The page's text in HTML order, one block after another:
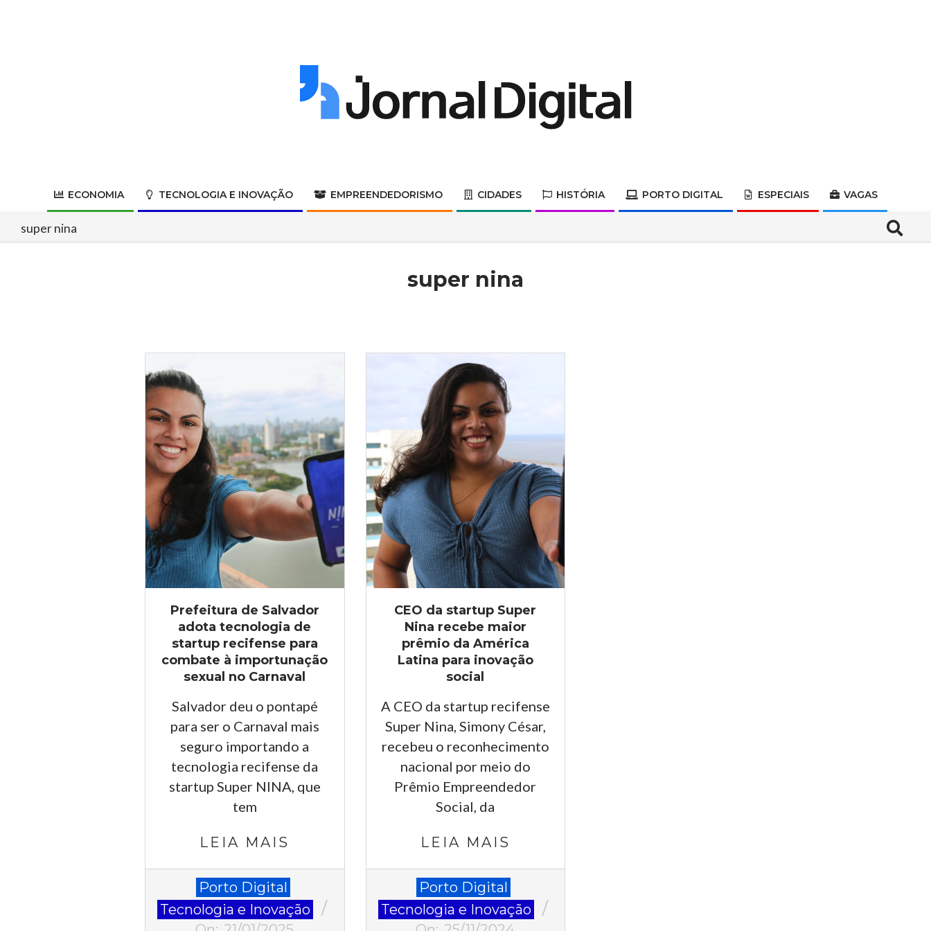
Digital
Primary
ECONOMIA TECNOLOGIA E INOVAÇÃO EMPREENDEDORISMO CIDADES HISTÓRIA PORTO DIGITAL ESPECIAIS VAGAS
super nina Search
super nina
Prefeitura de Salvador
adota tecnologia de
startup recifense para
combate à importunação
sexual no Carnaval
Salvador deu o pontapé
para ser o Carnaval mais
seguro importando a
tecnologia recifense da
startup Super NINA, que
tem
LEIA MAIS
01-
21
Porto Digital
Tecnologia e Inovação
CEO da startup Super
Nina recebe maior
prêmio da América
Latina para inovação
social
A CEO da startup recifense
Super Nina, Simony César,
recebeu o reconhecimento
nacional por meio do
Prêmio Empreendedor
Social, da
LEIA MAIS
11-
25
Porto Digital
Tecnologia e Inovação